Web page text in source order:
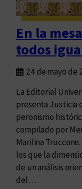
y
p
o
i
c
a
e
n
C
ó
r
d
s
c
e
p
o
l
z
a
:
P
r
e
s
En la
todos
24 de mayo de
La Editorial
presenta Justicia
peronismo
compilado por
Marilina
los que la
de un análisis
del…